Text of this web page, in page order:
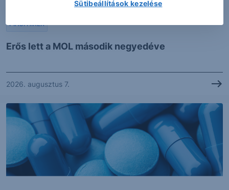
Erős lett a MOL második negyedéve
PIACI HÍREK
2026. augusztus 7.
Sütibeállítások kezelése